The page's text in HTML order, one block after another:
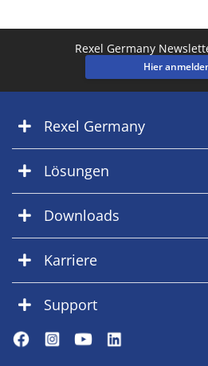
Rexel Germany
Hier
Rexel Germany
Lösungen
Downloads
Karriere
Support